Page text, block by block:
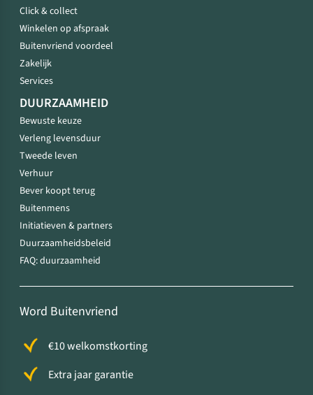
Click & collect
Winkelen op afspraak
Buitenvriend voordeel
Zakelijk
Services
DUURZAAMHEID
Bewuste keuze
Verleng levensduur
Tweede leven
Verhuur
Bever koopt terug
Buitenmens
Initiatieven & partners
Duurzaamheidsbeleid
FAQ: duurzaamheid
Word Buitenvriend
€10 welkomstkorting
Extra jaar garantie